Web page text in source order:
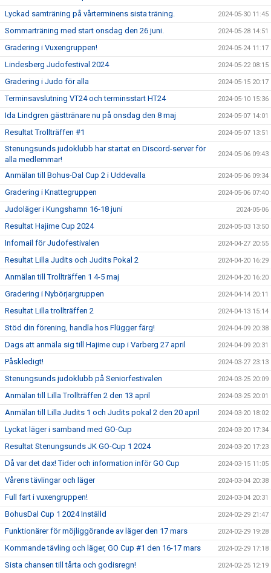
Lyckad samträning på vårterminens sista träning. 2024-05-30 11:45
Sommarträning med start onsdag den 26 juni. 2024-05-28 14:51
Gradering i Vuxengruppen! 2024-05-24 11:17
Lindesberg Judofestival 2024 2024-05-22 08:15
Gradering i Judo för alla 2024-05-15 20:17
Terminsavslutning VT24 och terminsstart HT24 2024-05-10 15:36
Ida Lindgren gästtränare nu på onsdag den 8 maj 2024-05-07 14:01
Resultat Trollträffen #1 2024-05-07 13:51
Stenungsunds judoklubb har startat en Discord-server för
alla medlemmar!
2024-05-06 09:43
Anmälan till Bohus-Dal Cup 2 i Uddevalla 2024-05-06 09:34
Gradering i Knattegruppen 2024-05-06 07:40
Judoläger i Kungshamn 16-18 juni 2024-05-06
Resultat Hajime Cup 2024 2024-05-03 13:50
Infomail för Judofestivalen 2024-04-27 20:55
Resultat Lilla Judits och Judits Pokal 2 2024-04-20 16:29
Anmälan till Trollträffen 1 4-5 maj 2024-04-20 16:20
Gradering i Nybörjargruppen 2024-04-14 20:11
Resultat Lilla trollträffen 2 2024-04-13 15:14
Stöd din förening, handla hos Flügger färg! 2024-04-09 20:38
Dags att anmäla sig till Hajime cup i Varberg 27 april 2024-04-09 20:31
Påskledigt! 2024-03-27 23:13
Stenungsunds judoklubb på Seniorfestivalen 2024-03-25 20:09
Anmälan till Lilla Trollträffen 2 den 13 april 2024-03-25 20:01
Anmälan till Lilla Judits 1 och Judits pokal 2 den 20 april 2024-03-20 18:02
Lyckat läger i samband med GO-Cup 2024-03-20 17:34
Resultat Stenungsunds JK GO-Cup 1 2024 2024-03-20 17:23
Då var det dax! Tider och information inför GO Cup 2024-03-15 11:05
Vårens tävlingar och läger 2024-03-04 20:38
Full fart i vuxengruppen! 2024-03-04 20:31
BohusDal Cup 1 2024 Inställd 2024-02-29 21:47
Funktionärer för möjliggörande av läger den 17 mars 2024-02-29 19:28
Kommande tävling och läger, GO Cup #1 den 16-17 mars 2024-02-29 17:18
Sista chansen till tårta och godisregn! 2024-02-25 12:19